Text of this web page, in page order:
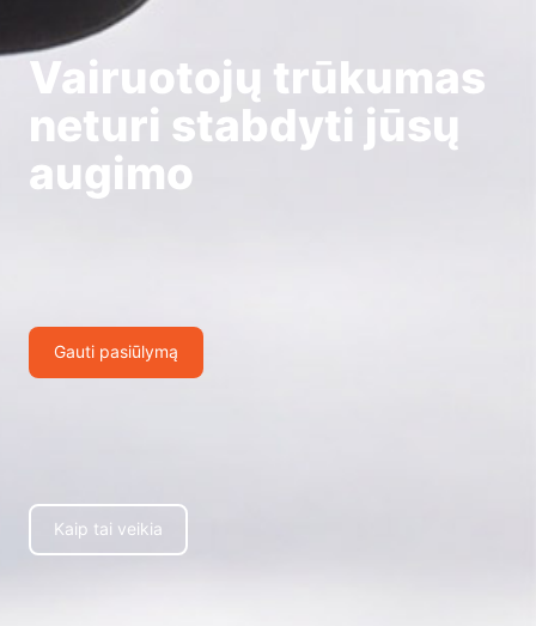
Vairuotojų trūkumas
neturi stabdyti jūsų
augimo
Gauti pasiūlymą
Kaip tai veikia